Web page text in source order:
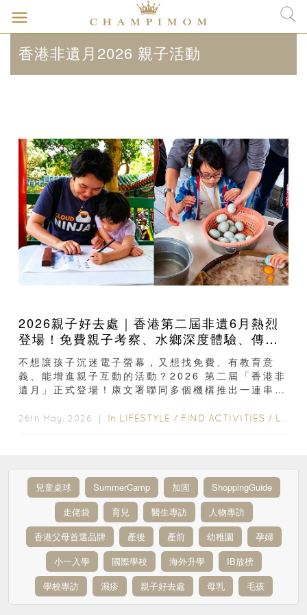
香港非遺月2026 親子活動
2026親子好去處｜香港第二屆非遺6月熱烈
登場！免費親子考察、水鄉深度體驗、傳統
手作工作坊
不想讓孩子沉迷電子螢幕，又想找免費、有教育意
義、能增進親子互動的活動？2026 第二屆「香港非
遺月」正式登場！康文署聯同多個機構推出一連串非
26th May, 2026 ｜ In LIFESTYLE / FIND ACTIVITIES / LIFE
兒童桌球 SummerCamp 加固
ShoppingGuide
走佬袋
育兒 醫生專訪
人物專訪
香港父母首選品牌
產後 產前 幼稚園
孕婦
小一入學
國際學校 海外升學
IB放榜
學校專訪
濕疹 親子好去處 母乳 毛孩